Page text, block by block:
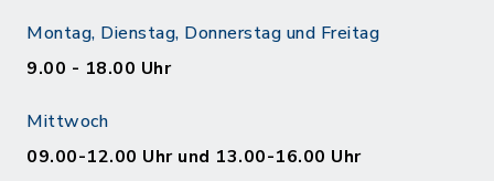
Montag, Dienstag, Donnerstag und Freitag
9.00 - 18.00 Uhr
Mittwoch
09.00-12.00 Uhr und 13.00-16.00 Uhr